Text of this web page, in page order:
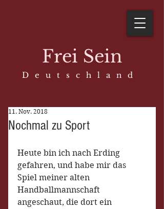
Frei Sein
D e u t s c h l a n d
Nochmal zu Sport
11. Nov. 2018
Heute bin ich nach Erding
gefahren, und habe mir das
Spiel meiner alten
Handballmannschaft
angeschaut, die dort ein